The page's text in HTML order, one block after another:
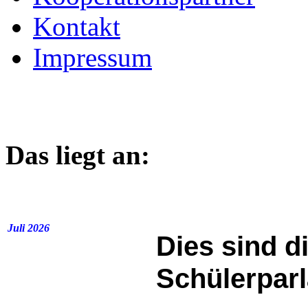
Kontakt
Impressum
Das liegt an:
Juli 2026
Dies sind